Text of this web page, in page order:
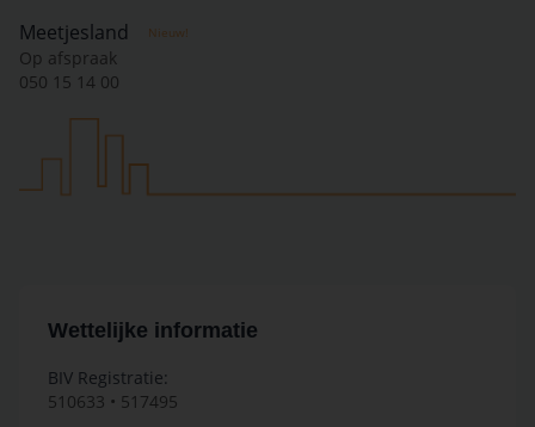
Meetjesland Nieuw!
Op afspraak
050 15 14 00
Wettelijke informatie
BIV Registratie:
510633 • 517495